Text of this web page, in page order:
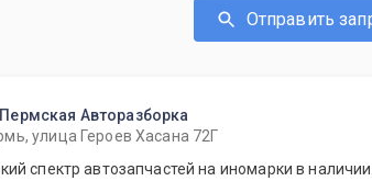
Отправить
Пермская Авторазборка
улица Героев Хасана 72Г
спектр автозапчастей на иномарки в наличии.